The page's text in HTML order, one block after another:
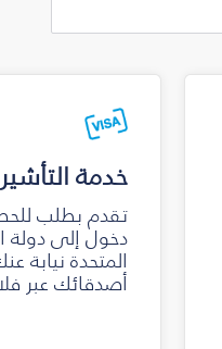
خدمة
تقدم بطلب
دخول إلى دولة
المتحدة نيابة
أصدقائك عبر